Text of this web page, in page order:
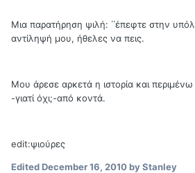
Μια παρατήρηση ψιλή: ΄΄έπεφτε στην
αντίληψή μου, ήθελες να πεις.
Μου άρεσε αρκετά η ιστορία και
-γιατί όχι;-από κοντά.
edit:ψιούρες
EditedDecember 16, 2010by Stanley